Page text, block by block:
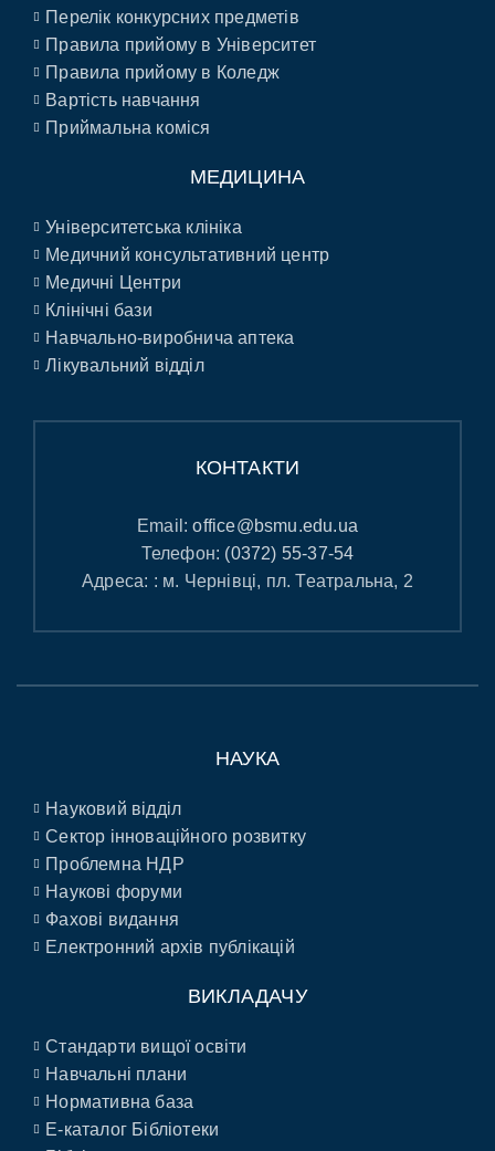
Перелік конкурсних предметів
Правила прийому в Університет
Правила прийому в Коледж
Вартість навчання
Приймальна коміся
МЕДИЦИНА
Університетська клініка
Медичний консультативний центр
Медичні Центри
Клінічні бази
Навчально-виробнича аптека
Лікувальний відділ
КОНТАКТИ
Email:office@bsmu.edu.ua
Телефон: (0372) 55-37-54
Адреса: : м. Чернівці, пл. Театральна, 2
НАУКА
Науковий відділ
Сектор інноваційного розвитку
Проблемна НДР
Наукові форуми
Фахові видання
Електронний архів публікацій
ВИКЛАДАЧУ
Стандарти вищої освіти
Навчальні плани
Нормативна база
E-каталог Бібліотеки